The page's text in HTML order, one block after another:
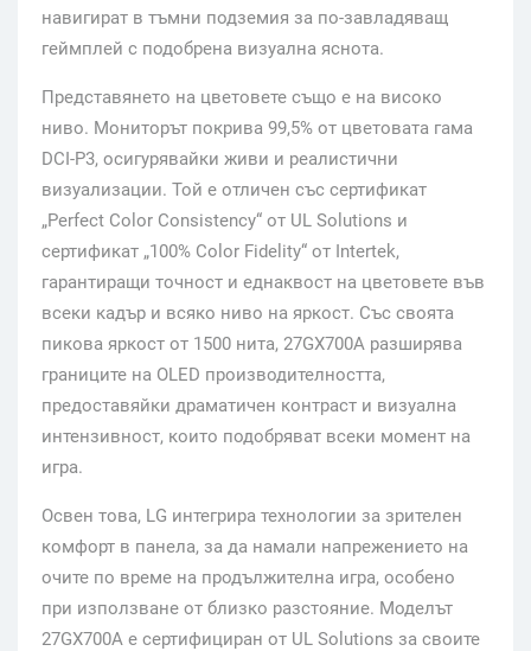
навигират в тъмни подземия за по-завладяващ
геймплей с подобрена визуална яснота.
Представянето на цветовете също е на високо
ниво. Мониторът покрива 99,5% от цветовата гама
DCI-P3, осигурявайки живи и реалистични
визуализации. Той е отличен със сертификат
„Perfect Color Consistency“ от UL Solutions и
сертификат „100% Color Fidelity“ от Intertek,
гарантиращи точност и еднаквост на цветовете във
всеки кадър и всяко ниво на яркост. Със своята
пикова яркост от 1500 нита, 27GX700A разширява
границите на OLED производителността,
предоставяйки драматичен контраст и визуална
интензивност, които подобряват всеки момент на
игра.
Освен това, LG интегрира технологии за зрителен
комфорт в панела, за да намали напрежението на
очите по време на продължителна игра, особено
при използване от близко разстояние. Моделът
27GX700A е сертифициран от UL Solutions за своите